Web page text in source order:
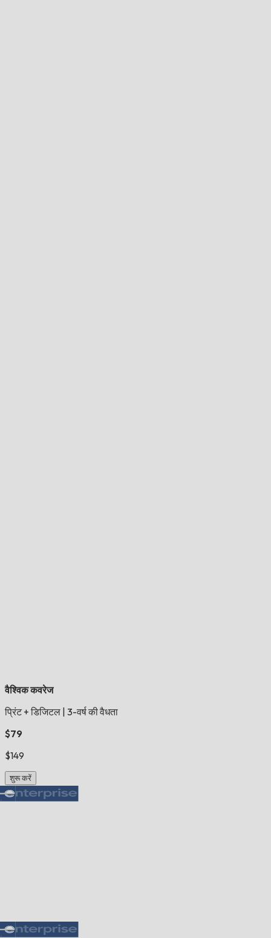
वैश्विक कवरेज
प्रिंट + डिजिटल 3-वर्ष की वैधता
$79
$149
शुरू करें